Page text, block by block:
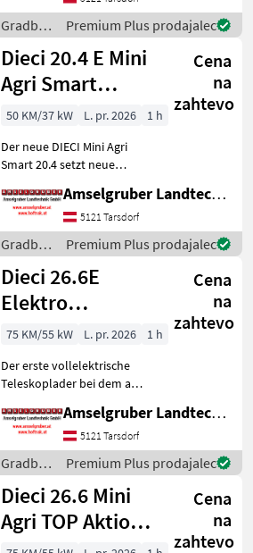
(Baugleich vom Modell 26.6
Mini Agri) -50
Gradbeni
stroji /
Dieci
Premium Plus prodajalec
Dieci 20.4 E Mini
Agri Smart
ELEKTRO
Teleskoplader
TOP
Cena
na
zahtevo
50 KM/37 kW L. pr. 2026
1 h
Der neue DIECI Mini Agri
Smart 20.4 setzt neue
Teleskopladermarkt. 100 %
Elektro! -Größte Kabine
(Baugleich vom Modell 26.6
Mini Agri) -Echt
Amselgruber Landtechnik GmbH
5121 Tarsdorf
Gradbeni
stroji /
Dieci
Premium Plus prodajalec
Dieci 26.6E
Elektro
Teleskoplader
Österreichpaket
Cena
na
zahtevo
75 KM/55 kW L. pr. 2026
1 h
Der erste vollelektrische
Teleskoplader bei dem an
wurde - MADE BY DIECI!
AKTION: DIECI 26.6 E
Elektro Mini Agri NEU mit
Österreichpaket (TOP
Amselgruber Landtechnik GmbH
5121 Tarsdorf
Gradbeni
stroji /
Dieci
Premium Plus prodajalec
Dieci 26.6 Mini
Agri TOP Aktion
mit
Cena
na
zahtevo